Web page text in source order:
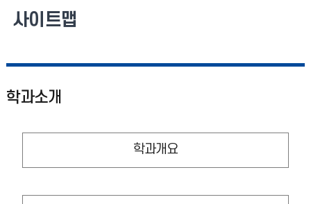
사이트맵
학과소개
학과개요